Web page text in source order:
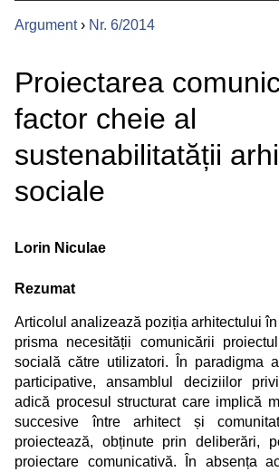
Argument› Nr. 6/2014
Proiectarea
factor cheie al
sustenabilitatății
sociale
Lorin Niculae
Rezumat
Articolul analizează poziția arhitectului
prisma necesității comunicării
socială către utilizatori. În paradigma
participative, ansamblul deciziilor
adică procesul structurat care implică
succesive între arhitect și
proiectează, obținute prin deliberări,
proiectare comunicativă. În absența